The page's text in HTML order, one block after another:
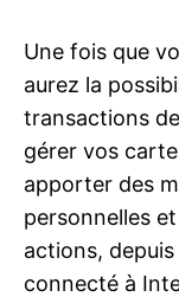
Une fois que
aurez la
transactions
gérer vos
apporter des
personnelles
actions,
connecté à